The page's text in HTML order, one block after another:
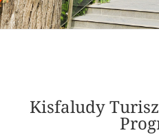
Kisfaludy